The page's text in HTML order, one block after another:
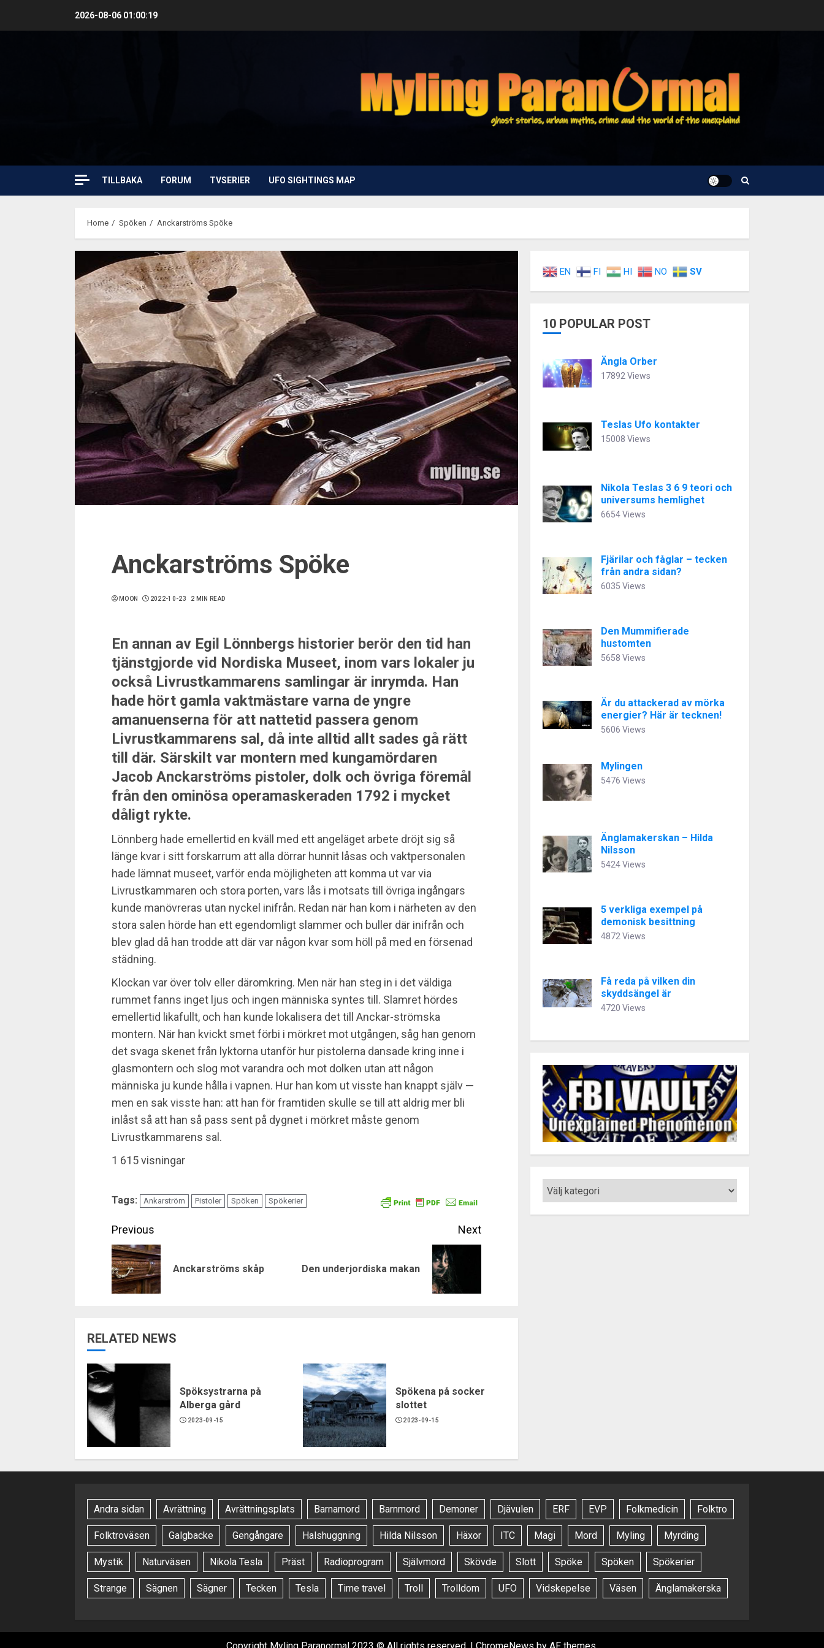
2026-08-06 01:00:20
TILLBAKA FORUM TVSERIER UFO SIGHTINGS MAP
Home Spöken Anckarströms Spöke
Anckarströms Spöke
MOON 2022-10-23 2 MIN READ
En annan av Egil Lönnbergs historier berör den tid han
tjänstgjorde vid Nordiska Museet, inom vars lokaler ju
också Livrustkammarens samlingar är inrymda. Han
hade hört gamla vaktmästare varna de yngre
amanuenserna för att nattetid passera genom
Livrustkammarens sal, då inte alltid allt sades gå rätt
till där. Särskilt var montern med kungamördaren
Jacob Anckarströms pistoler, dolk och övriga föremål
från den ominösa operamaskeraden 1792 i mycket
dåligt rykte.
Lönnberg hade emellertid en kväll med ett angeläget arbete dröjt sig så
länge kvar i sitt forskarrum att alla dörrar hunnit låsas och vaktpersonalen
hade lämnat museet, varför enda möjligheten att komma ut var via
Livrustkammaren och stora porten, vars lås i motsats till övriga ingångars
kunde manövreras utan nyckel inifrån. Redan när han kom i närheten av den
stora salen hörde han ett egendomligt slammer och buller där inifrån och
blev glad då han trodde att där var någon kvar som höll på med en försenad
städning.
Klockan var över tolv eller däromkring. Men när han steg in i det väldiga
rummet fanns inget ljus och ingen människa syntes till. Slamret hördes
emellertid likafullt, och han kunde lokalisera det till Anckar-strömska
montern. När han kvickt smet förbi i mörkret mot utgången, såg han genom
det svaga skenet från lyktorna utanför hur pistolerna dansade kring inne i
glasmontern och slog mot varandra och mot dolken utan att någon
människa ju kunde hålla i vapnen. Hur han kom ut visste han knappt själv —
men en sak visste han: att han för framtiden skulle se till att aldrig mer bli
inlåst så att han så pass sent på dygnet i mörkret måste genom
Livrustkammarens sal.
1 615 visningar
Tags: Ankarström Pistoler Spöken Spökerier
Continue
Reading
Previous
Previous
Anckarströms skåp
Next
Next
Den underjordiska makan
RELATED NEWS
Spöksystrarna på
Alberga gård
2023-09-15
Spökena på socker
slottet
2023-09-15
EN FI HI NO SV
10 POPULAR POST
Ängla Orber
17892 Views
Teslas Ufo kontakter
15008 Views
Nikola Teslas 3 6 9 teori och
universums hemlighet
6654 Views
Fjärilar och fåglar – tecken
från andra sidan?
6035 Views
Den Mummifierade
hustomten
5658 Views
Är du attackerad av mörka
energier? Här är tecknen!
5606 Views
Mylingen
5476 Views
Änglamakerskan – Hilda
Nilsson
5424 Views
5 verkliga exempel på
demonisk besittning
4872 Views
Få reda på vilken din
skyddsängel är
4720 Views
Andra sidan Avrättning Avrättningsplats Barnamord Barnmord Demoner Djävulen ERF EVP Folkmedicin Folktro
Folktroväsen Galgbacke Gengångare Halshuggning Hilda Nilsson Häxor ITC Magi Mord Myling Myrding
Mystik Naturväsen Nikola Tesla Präst Radioprogram Självmord Skövde Slott Spöke Spöken Spökerier
Strange Sägnen Sägner Tecken Tesla Time travel Troll Trolldom UFO Vidskepelse Väsen Änglamakerska